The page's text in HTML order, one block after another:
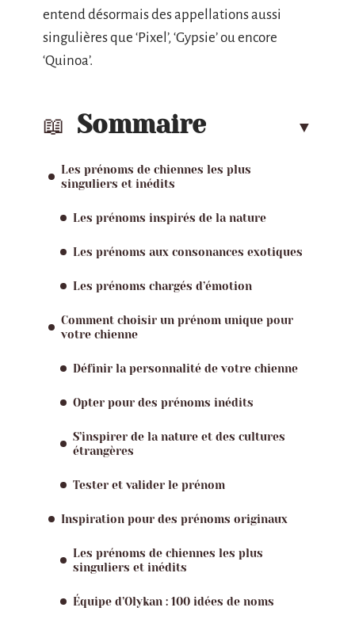
entend désormais des appellations aussi
singulières que ‘Pixel’, ‘Gypsie’ ou encore
‘Quinoa’.
Sommaire
Les prénoms de chiennes les plus
singuliers et inédits
Les prénoms inspirés de la nature
Les prénoms aux consonances exotiques
Les prénoms chargés d’émotion
Comment choisir un prénom unique pour
votre chienne
Définir la personnalité de votre chienne
Opter pour des prénoms inédits
S’inspirer de la nature et des cultures
étrangères
Tester et valider le prénom
Inspiration pour des prénoms originaux
Les prénoms de chiennes les plus
singuliers et inédits
Équipe d’Olykan : 100 idées de noms